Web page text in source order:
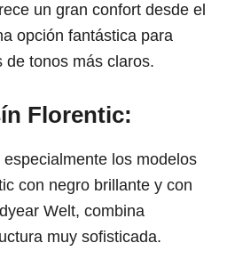
un gran confort desde el
opción fantástica para
de tonos más claros.
Florentic:
los modelos
con negro brillante y con
Welt, combina
muy sofisticada.